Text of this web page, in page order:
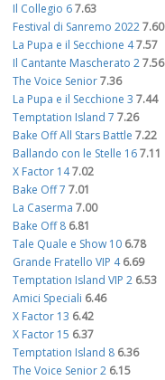
Il Collegio 67.63
Festival di Sanremo 20227.60
La Pupa e il Secchione 47.57
Il Cantante Mascherato 27.56
The Voice Senior7.36
La Pupa e il Secchione 3 7.44
Temptation Island 7 7.26
Bake Off All Stars Battle 7.22
Ballando con le Stelle 167.11
X Factor 147.02
Bake Off 7 7.01
La Caserma 7.00
Bake Off 8 6.81
Tale Quale e Show 10 6.78
Grande Fratello VIP 4 6.69
Temptation Island VIP 2 6.53
Amici Speciali 6.46
X Factor 13 6.42
X Factor 15 6.37
Temptation Island 8 6.36
The Voice Senior 2 6.15